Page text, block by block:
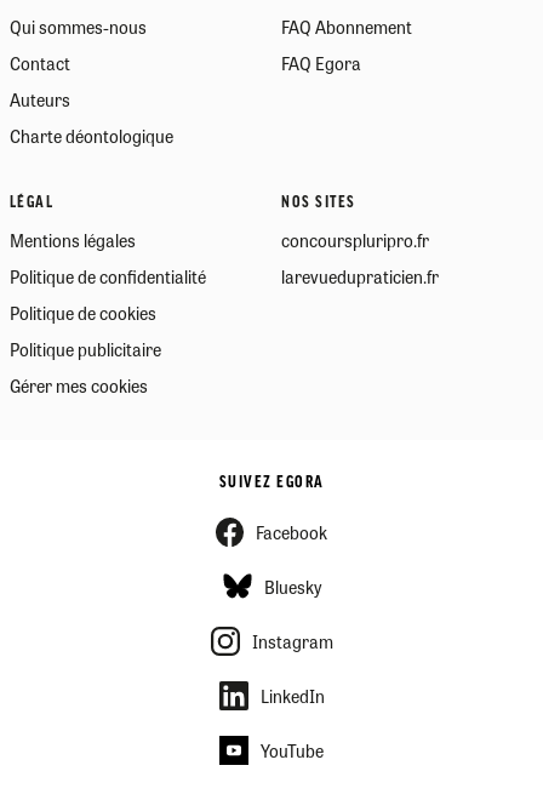
Qui sommes-nous
Contact
Auteurs
Charte déontologique
FAQ Abonnement
FAQ Egora
LÉGAL
Mentions légales
Politique de confidentialité
Politique de cookies
Politique publicitaire
Gérer mes cookies
NOS SITES
concourspluripro.fr
larevuedupraticien.fr
SUIVEZ EGORA
Facebook
Bluesky
Instagram
LinkedIn
YouTube